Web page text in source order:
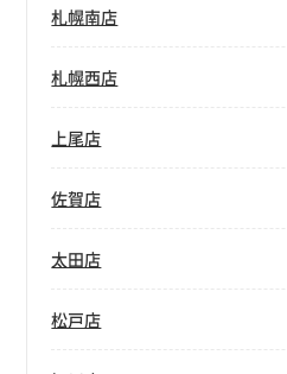
札幌南店
札幌西店
上尾店
佐賀店
太田店
松戸店